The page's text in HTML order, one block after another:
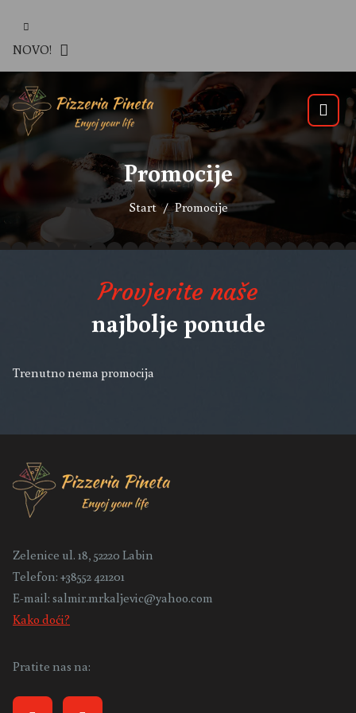
NOVO!
Promocije
Start Promocije
Provjerite naše
najbolje ponude
Trenutno nema promocija
Zelenice ul. 18, 52220 Labin
Telefon: +38552 421201
E-mail: salmir.mrkaljevic@yahoo.com
Kako doći?
Pratite nas na: